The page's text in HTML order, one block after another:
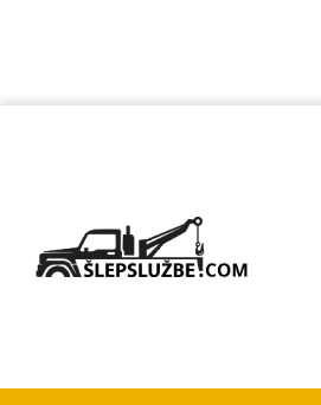
Šlep